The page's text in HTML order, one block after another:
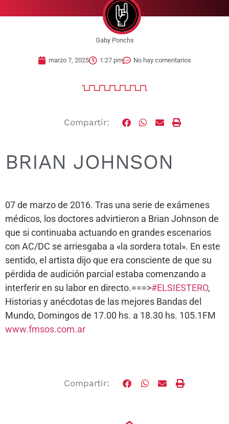
Gaby Ponchs
marzo 7, 2025 1:27 pm No hay comentarios
Compartir:
BRIAN JOHNSON
07 de marzo de 2016. Tras una serie de exámenes
médicos, los doctores advirtieron a Brian Johnson de
que si continuaba actuando en grandes escenarios
con AC/DC se arriesgaba a «la sordera total». En este
sentido, el artista dijo que era consciente de que su
pérdida de audición parcial estaba comenzando a
interferir en su labor en directo.===>#ELSIESTERO,
Historias y anécdotas de las mejores Bandas del
Mundo, Domingos de 17.00 hs. a 18.30 hs. 105.1FM
www.fmsos.com.ar
Compartir: